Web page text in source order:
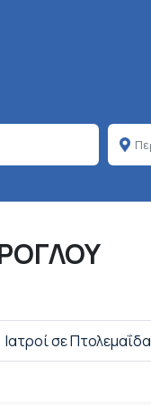
Ιατροί σε Πτολεμαΐδα